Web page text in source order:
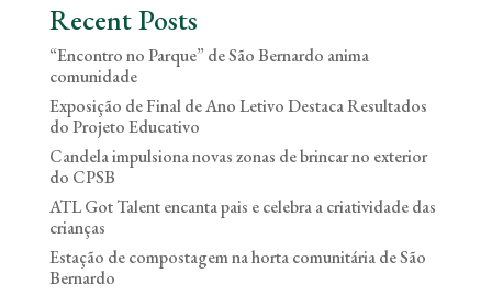
Recent Posts
“Encontro no Parque” de São Bernardo anima
comunidade
Exposição de Final de Ano Letivo Destaca Resultados
do Projeto Educativo
Candela impulsiona novas zonas de brincar no exterior
do CPSB
ATL Got Talent encanta pais e celebra a criatividade das
crianças
Estação de compostagem na horta comunitária de São
Bernardo